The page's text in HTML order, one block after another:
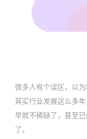
很多人有个误区，以为
其实行业发展这么多
早就不稀缺了，甚至
了。